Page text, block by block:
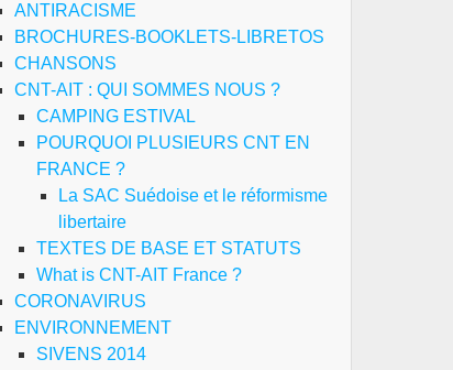
ANTIRACISME
BROCHURES-BOOKLETS-LIBRETOS
CHANSONS
CNT-AIT : QUI SOMMES NOUS ?
CAMPING ESTIVAL
POURQUOI PLUSIEURS CNT EN
FRANCE ?
La SAC Suédoise et le réformisme
libertaire
TEXTES DE BASE ET STATUTS
What is CNT-AIT France ?
CORONAVIRUS
ENVIRONNEMENT
SIVENS 2014